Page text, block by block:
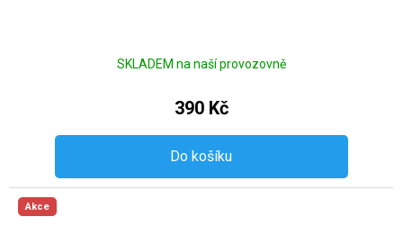
SKLADEM na naší provozovně
390 Kč
Do košíku
Akce